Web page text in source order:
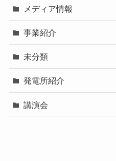
メディア情報
事業紹介
未分類
発電所紹介
講演会